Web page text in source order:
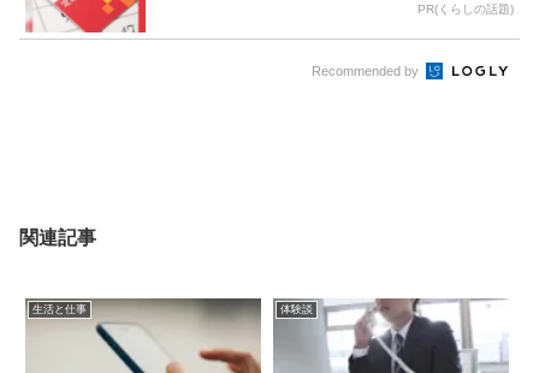
PR(くらしの話題)
Recommended by
関連記事
生活と仕事 体験談